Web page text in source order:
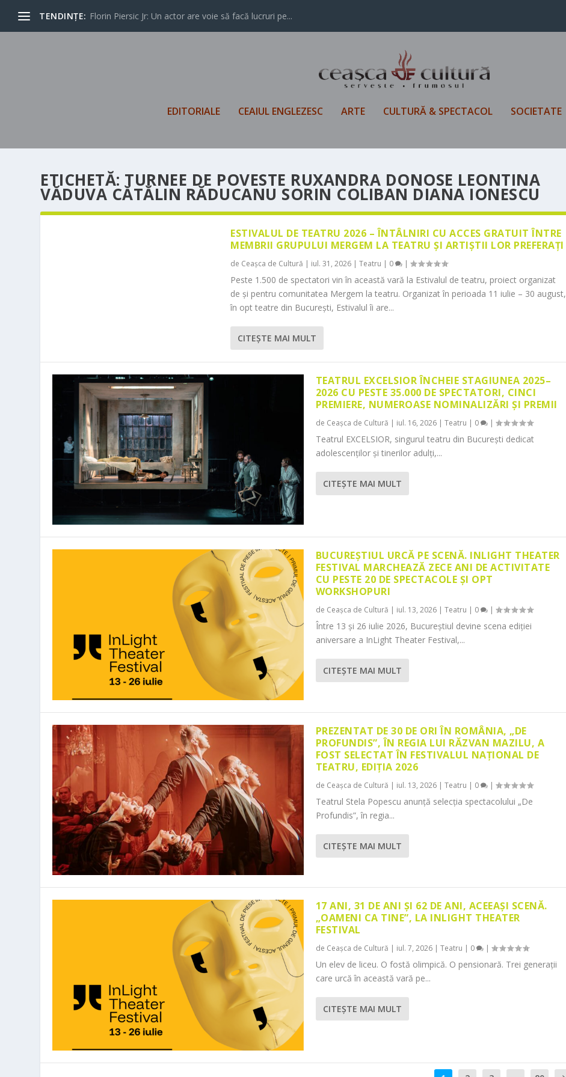
TENDINȚE: Florin Piersic Jr: Un actor are voie să facă lucruri pe...
EDITORIALE CEAIUL ENGLEZESC ARTE CULTURĂ & SPECTACOL SOCIETATE
ETICHETĂ:TURNEE DE POVESTE RUXANDRA DONOSE LEONTINA
VĂDUVA CĂTĂLIN RĂDUCANU SORIN COLIBAN DIANA IONESCU
ESTIVALUL DE TEATRU 2026 – ÎNTÂLNIRI CU ACCES GRATUIT ÎNTRE
MEMBRII GRUPULUI MERGEM LA TEATRU ȘI ARTIȘTII LOR PREFERAȚI
de Ceașca de Cultură | iul. 31, 2026 |Teatru | 0 |
Peste 1.500 de spectatori vin în această vară la Estivalul de teatru, proiect organizat
de și pentru comunitatea Mergem la teatru. Organizat în perioada 11 iulie – 30 august,
în opt teatre din București, Estivalul îi are...
CITEŞTE MAI MULT
TEATRUL EXCELSIOR ÎNCHEIE STAGIUNEA 2025–
2026 CU PESTE 35.000 DE SPECTATORI, CINCI
PREMIERE, NUMEROASE NOMINALIZĂRI ȘI PREMII
de Ceașca de Cultură | iul. 16, 2026| Teatru | 0 |
Teatrul EXCELSIOR, singurul teatru din București dedicat
adolescenților și tinerilor adulți,...
CITEŞTE MAI MULT
BUCUREȘTIUL URCĂ PE SCENĂ. INLIGHT THEATER
FESTIVAL MARCHEAZĂ ZECE ANI DE ACTIVITATE
CU PESTE 20 DE SPECTACOLE ȘI OPT
WORKSHOPURI
de Ceașca de Cultură | iul. 13, 2026| Teatru | 0 |
Între 13 și 26 iulie 2026, Bucureștiul devine scena ediției
aniversare a InLight Theater Festival,...
CITEŞTE MAI MULT
PREZENTAT DE 30 DE ORI ÎN ROMÂNIA, „DE
PROFUNDIS”, ÎN REGIA LUI RĂZVAN MAZILU, A
FOST SELECTAT ÎN FESTIVALUL NAȚIONAL DE
TEATRU, EDIȚIA 2026
de Ceașca de Cultură | iul. 13, 2026| Teatru | 0 |
Teatrul Stela Popescu anunță selecția spectacolului „De
Profundis”, în regia...
CITEŞTE MAI MULT
17 ANI, 31 DE ANI ȘI 62 DE ANI, ACEEAȘI SCENĂ.
„OAMENI CA TINE”, LA INLIGHT THEATER
FESTIVAL
de Ceașca de Cultură | iul. 7, 2026| Teatru | 0 |
Un elev de liceu. O fostă olimpică. O pensionară. Trei generații
care urcă în această vară pe...
CITEŞTE MAI MULT